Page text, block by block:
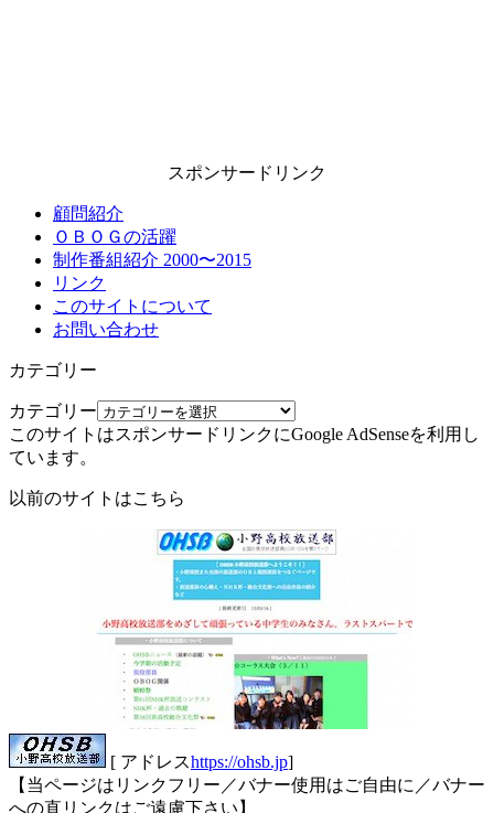
スポンサードリンク
顧問紹介
ＯＢＯＧの活躍
制作番組紹介 2000〜2015
リンク
このサイトについて
お問い合わせ
カテゴリー
カテゴリー
このサイトはスポンサードリンクにGoogle AdSenseを利用し
ています。
以前のサイトはこちら
[ アドレスhttps://ohsb.jp]
【当ページはリンクフリー／バナー使用はご自由に／バナー
への直リンクはご遠慮下さい】